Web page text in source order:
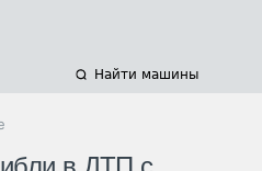
Найти машины